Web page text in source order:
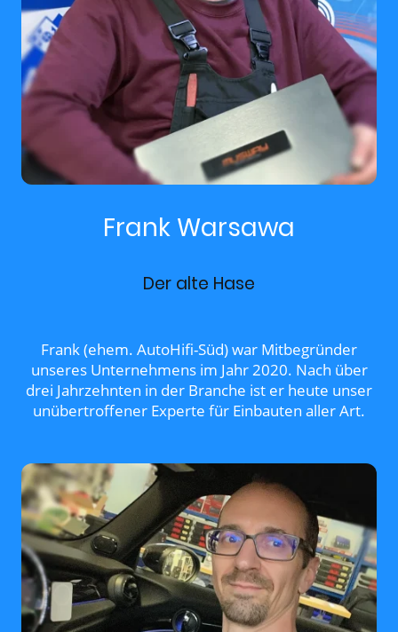
Frank Warsawa
Der alte Hase
Frank (ehem. AutoHifi-Süd) war Mitbegründer
unseres Unternehmens im Jahr 2020. Nach über
drei Jahrzehnten in der Branche ist er heute unser
unübertroffener Experte für Einbauten aller Art.